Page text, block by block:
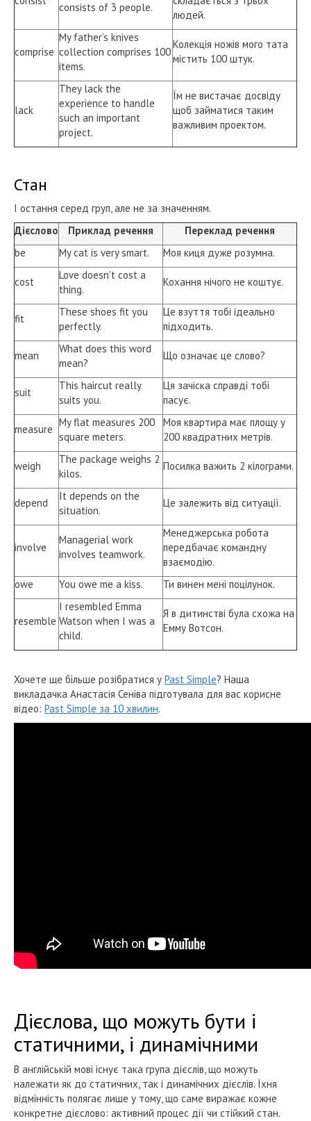
consists of 3 people.
людей.
comprise
My father’s knives
collection comprises 100
items.
Колекція ножів мого тата
містить 100 штук.
lack
They lack the
experience to handle
such an important
project.
Їм не вистачає досвіду
щоб займатися таким
важливим проектом.
Стан
І остання серед груп, але не за значенням.
Дієслово
Приклад речення
Переклад речення
be
My cat is very smart. Моя киця дуже розумна.
cost
Love doesn't cost a
thing.
Кохання нічого не коштує.
fit
These shoes fit you
perfectly.
Це взуття тобі ідеально
підходить.
mean
What does this word
mean?
Що означає це слово?
suit
This haircut really
suits you.
Ця зачіска справді тобі
пасує.
measure
My flat measures 200
square meters.
Моя квартира має площу у
200 квадратних метрів.
weigh
The package weighs 2
kilos.
Посилка важить 2 кілограми.
depend
It depends on the
situation.
Це залежить від ситуації.
involve
Managerial work
involves teamwork.
Менеджерська робота
передбачає командну
взаємодію.
owe
You owe me a kiss. Ти винен мені поцілунок.
resemble
I resembled Emma
Watson when I was a
child.
Я в дитинстві була схожа на
Емму Вотсон.
Хочете ще більше розібратися у Past Simple? Наша
викладачка Анастасія Сеніва підготувала для вас корисне
відео: Past Simple за 10 хвилин.
Дієслова, що можуть бути і
статичними, і динамічними
В англійській мові існує така група дієслів, що можуть
належати як до статичних, так і динамічних дієслів. Їхня
відмінність полягає лише у тому, що саме виражає кожне
конкретне дієслово: активний процес дії чи стійкий стан.